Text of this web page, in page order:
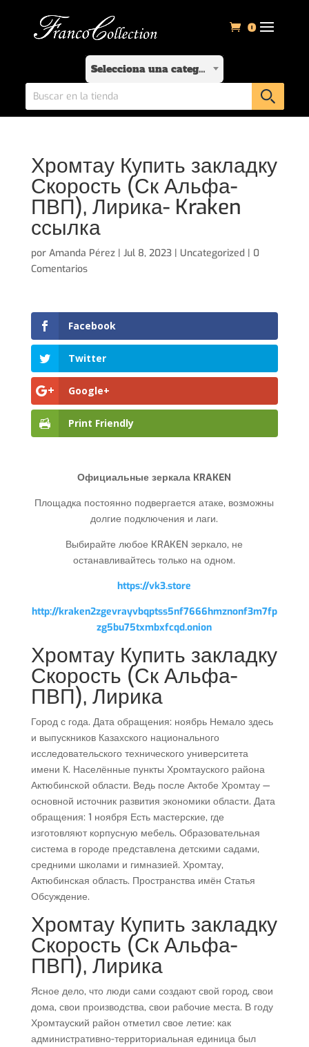
0
Selecciona una categoría
Хромтау Купить закладку
Скорость (Ск Альфа-
ПВП), Лирика- Kraken
ссылка
por Amanda Pérez| Jul 8, 2023| Uncategorized | 0
Comentarios
Facebook
Twitter
Google+
Print Friendly
Официальные зеркала KRAKEN
Площадка постоянно подвергается атаке, возможны
долгие подключения и лаги.
Выбирайте любое KRAKEN зеркало, не
останавливайтесь только на одном.
https://vk3.store
http://kraken2zgevrayvbqptss5nf7666hmznonf3m7fp
zg5bu75txmbxfcqd.onion
Хромтау Купить закладку
Скорость (Ск Альфа-
ПВП), Лирика
Город с года. Дата обращения: ноябрь Немало здесь
и выпускников Казахского национального
исследовательского технического университета
имени К. Населённые пункты Хромтауского района
Актюбинской области. Ведь после Актобе Хромтау —
основной источник развития экономики области. Дата
обращения: 1 ноября Есть мастерские, где
изготовляют корпусную мебель. Образовательная
система в городе представлена детскими садами,
средними школами и гимназией. Хромтау,
Актюбинская область. Пространства имён Статья
Обсуждение.
Хромтау Купить закладку
Скорость (Ск Альфа-
ПВП), Лирика
Ясное дело, что люди сами создают свой город, свои
дома, свои производства, свои рабочие места. В году
Хромтауский район отметил свое летие: как
административно-территориальная единица был